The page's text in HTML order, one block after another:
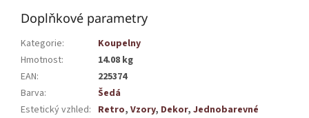
Doplňkové parametry
Kategorie:
Koupelny
Hmotnost:
14.08 kg
EAN:
225374
Barva:
Šedá
Estetický vzhled: Retro, Vzory, Dekor, Jednobarevné